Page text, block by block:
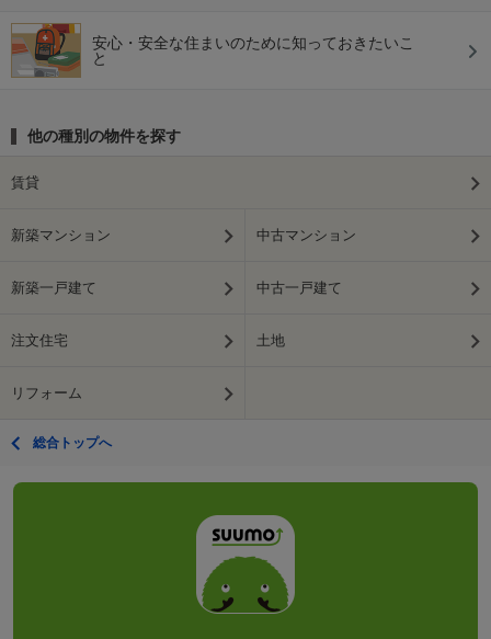
安心・安全な住まいのために知っておきたいこ
と
他の種別の物件を探す
賃貸
新築マンション 中古マンション
新築一戸建て 中古一戸建て
注文住宅 土地
リフォーム
総合トップへ